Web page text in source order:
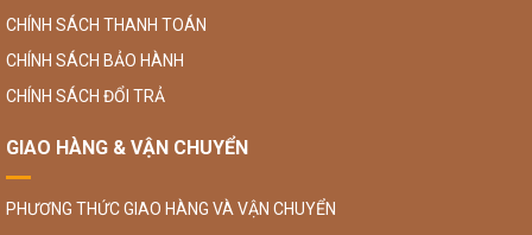
CHÍNH SÁCH THANH TOÁN
CHÍNH SÁCH BẢO HÀNH
CHÍNH SÁCH ĐỔI TRẢ
GIAO HÀNG & VẬN CHUYỂN
PHƯƠNG THỨC GIAO HÀNG VÀ VẬN CHUYỂN